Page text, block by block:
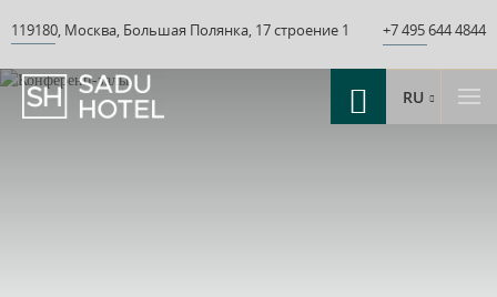
+7 495 644 4844
119180, Москва, Большая Полянка, 17 строение 1
RU